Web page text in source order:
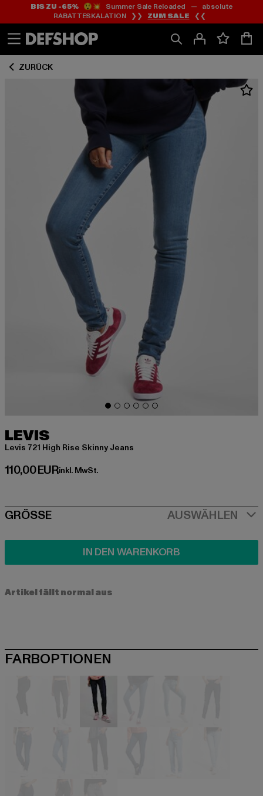
Zum
Inhalt
springen
Zum
Fußzeile
springen
BIS ZU -65%😲💥 Summer Sale Reloaded — absolute
RABATTESKALATION ❯❯ ZUM SALE ❮❮
ZURÜCK
LEVIS
Levis 721 High Rise Skinny Jeans
110,00 EUR
Derzeitiger Preis: 110,00 EUR
inkl. MwSt.
SIZE
GRÖSSE AUSWÄHLEN
IN DEN WARENKORB
Artikel fällt normal aus
FARBOPTIONEN